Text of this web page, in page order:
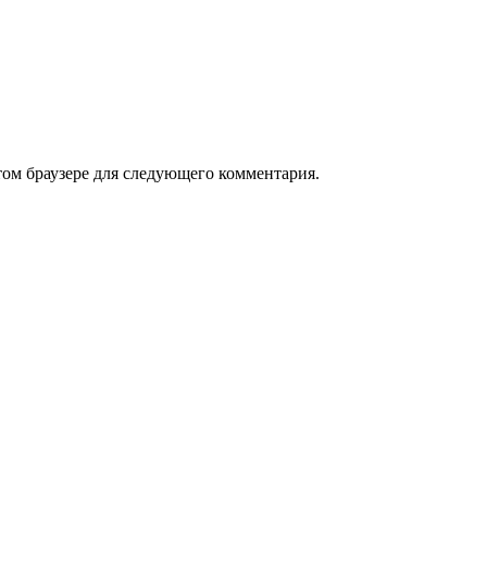
браузере для следующего комментария.